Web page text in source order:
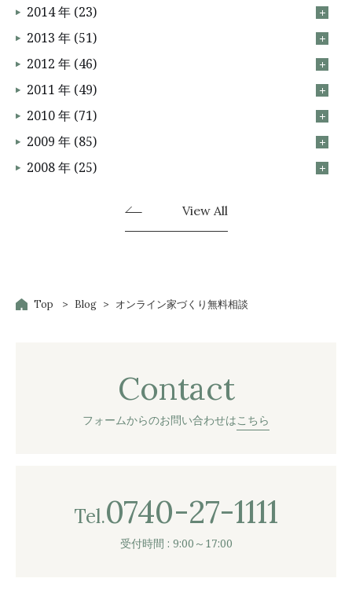
2014 年 (23)
2013 年 (51)
2012 年 (46)
2011 年 (49)
2010 年 (71)
2009 年 (85)
2008 年 (25)
View All
Top Blog オンライン家づくり無料相談
Contact
フォームからのお問い合わせはこちら
Tel.0740-27-1111
受付時間 : 9:00～17:00